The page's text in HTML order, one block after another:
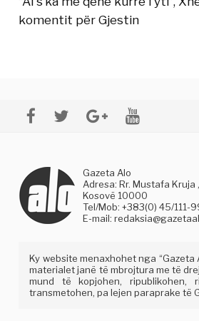
komentit për Gjestin
Gazeta Alo
Adresa: Rr. Mustafa Kruja
Kosovë 10000
Tel/Mob: +383(0) 45/111-
E-mail:
Ky website menaxhohet nga “Gazeta
materialet janë të mbrojtura me të
mund të kopjohen, ripublikohen,
transmetohen, pa lejen paraprake të